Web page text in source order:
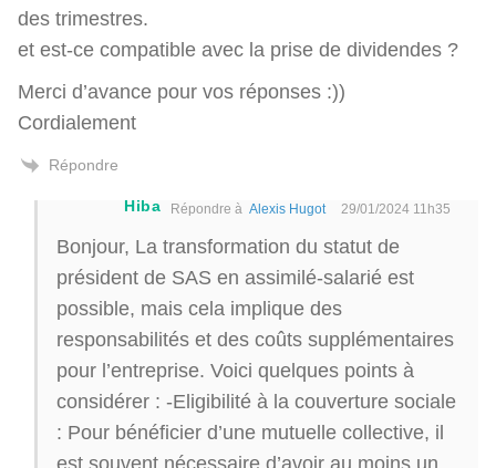
des trimestres.
et est-ce compatible avec la prise de dividendes ?
Merci d’avance pour vos réponses :))
Cordialement
Répondre
Hiba Répondre à Alexis Hugot 29/01/2024 11h35
Bonjour, La transformation du statut de
président de SAS en assimilé-salarié est
possible, mais cela implique des
responsabilités et des coûts supplémentaires
pour l’entreprise. Voici quelques points à
considérer : -Eligibilité à la couverture sociale
: Pour bénéficier d’une mutuelle collective, il
est souvent nécessaire d’avoir au moins un